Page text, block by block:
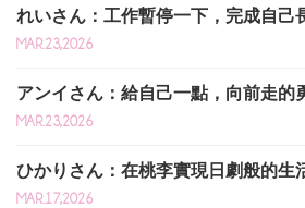
れいさん：工作暫停一下，完成自己
MAR.23,2026
アンイさん：給自己一點，向前走的
MAR.23,2026
ひかりさん：在桃李實現日劇般的生
MAR.17,2026